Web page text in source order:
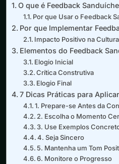
O que é Feedback
Por que Usar o Feedback
Por que Implementar
Impacto Positivo na
Elementos do Feedback
Elogio Inicial
Crítica Construtiva
Elogio Final
7 Dicas Práticas para Aplicar
1. Prepare-se Antes da
2. Escolha o Momento
3. Use Exemplos
4. Seja Sincero
5. Mantenha um Tom
6. Monitore o Progresso